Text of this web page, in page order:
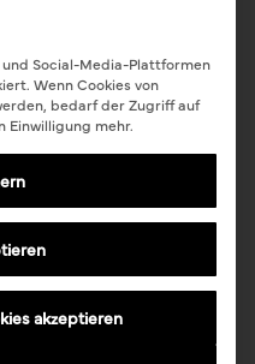
und echte
– und schaffen so
großartige
Sommerfest
Location in
2.200 qm Raum für
und neue Energie im
Social-Media-Plattformen
Wenn Cookies von
bedarf der Zugriff auf
Einwilligung mehr.
akzeptieren